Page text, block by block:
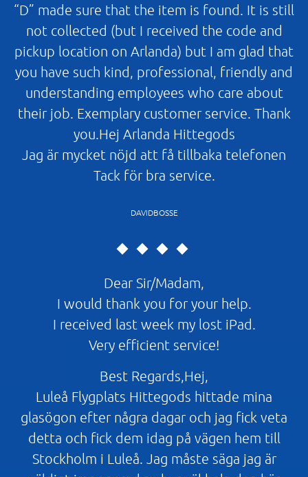
“D” made sure that the item is found. It is still
not collected (but I received the code and
pickup location on Arlanda) but I am glad that
you have such kind, professional, friendly and
understanding employees who care about
their job. Exemplary customer service. Thank
you.Hej Arlanda Hittegods
Jag är mycket nöjd att få tillbaka telefonen
Tack för bra service.
DAVIDBOSSE
Dear Sir/Madam,
I would thank you for your help.
I received last week my lost iPad.
Very efficient service!
Best Regards,Hej,
Luleå Flygplats Hittegods hittade mina
glasögon efter några dagar och jag fick veta
detta och fick dem idag på vägen hem till
Stockholm i Luleå. Jag måste säga jag är